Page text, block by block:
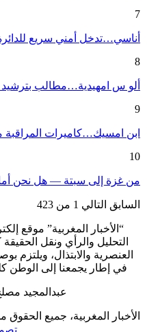
7
أناسي…تدخل أمني سريع
8
ألو س امهيدية…مطالب بترشيد
9
ابن امسيك…كاميرات
10
من غزة إلى سبتة — هل نحن
السابق التالي 1 من 423
“الأخبار المغربية” موقع
التحليل والرأي ونقل
العنصرية والابتذال، ويلتزم
في إطار يجمعنا إلى الوطن
عبدالمجيد
الأخبار المغربية، جميع الحقوق